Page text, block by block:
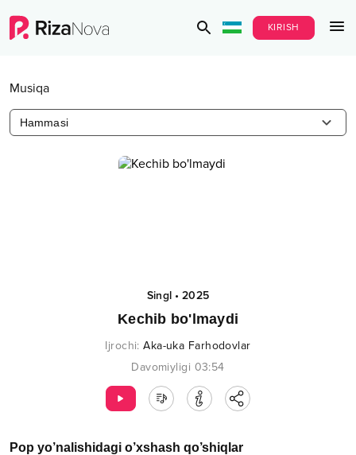
KIRISH
Musiqa
Hammasi
Singl•2025
Kechib bo'lmaydi
Ijrochi:Aka-uka Farhodovlar
Davomiyligi 03:54
Pop yo’nalishidagi o’xshash qo’shiqlar